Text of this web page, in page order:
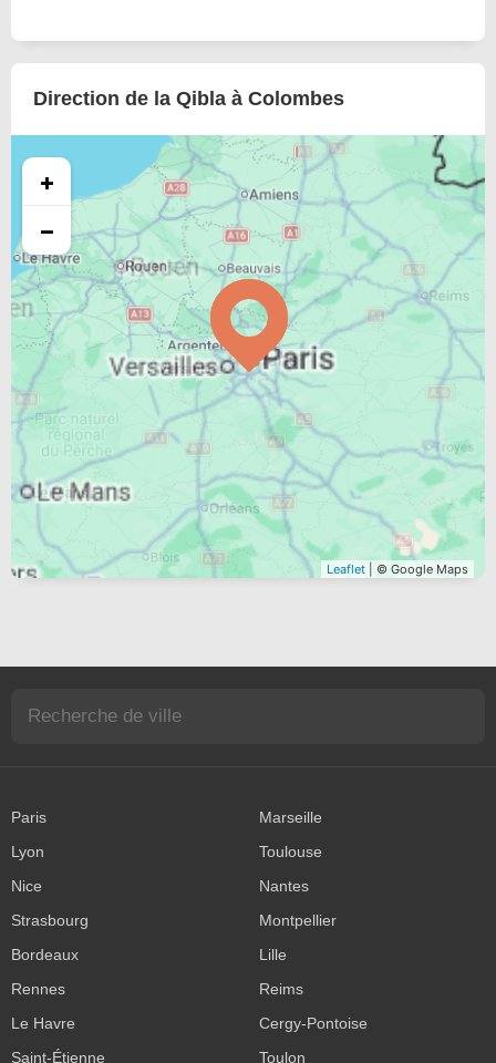
Direction de la Qibla à Colombes
+
−
Leaflet | © Google Maps
Paris
Marseille
Lyon
Toulouse
Nice
Nantes
Strasbourg
Montpellier
Bordeaux
Lille
Rennes
Reims
Le Havre
Cergy-Pontoise
Saint-Étienne
Toulon